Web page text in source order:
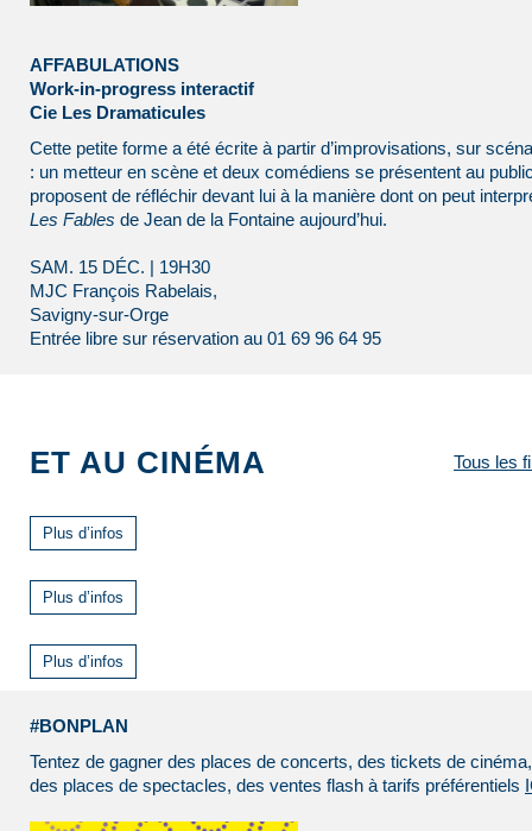
AFFABULATIONS
Work-in-progress interactif
Cie Les Dramaticules
Cette petite forme a été écrite à partir d’improvisations, sur
: un metteur en scène et deux comédiens se présentent au
proposent de réfléchir devant lui à la manière dont on peut
Les Fables de Jean de la Fontaine aujourd’hui.
SAM. 15 DÉC. | 19H30
MJC François Rabelais,
Savigny-sur-Orge
Entrée libre sur réservation au 01 69 96 64 95
ET AU CINÉMA Tous les
Plus d’infos
Plus d’infos
Plus d’infos
#BONPLAN
Tentez de gagner des places de concerts, des tickets de cinéma,
des places de spectacles, des ventes flash à tarifs préférentiels